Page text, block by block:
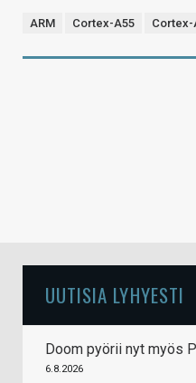
ARM Cortex-A55 Cortex-
UUTISIA LYHYESTI
Doom pyörii nyt myös
6.8.2026